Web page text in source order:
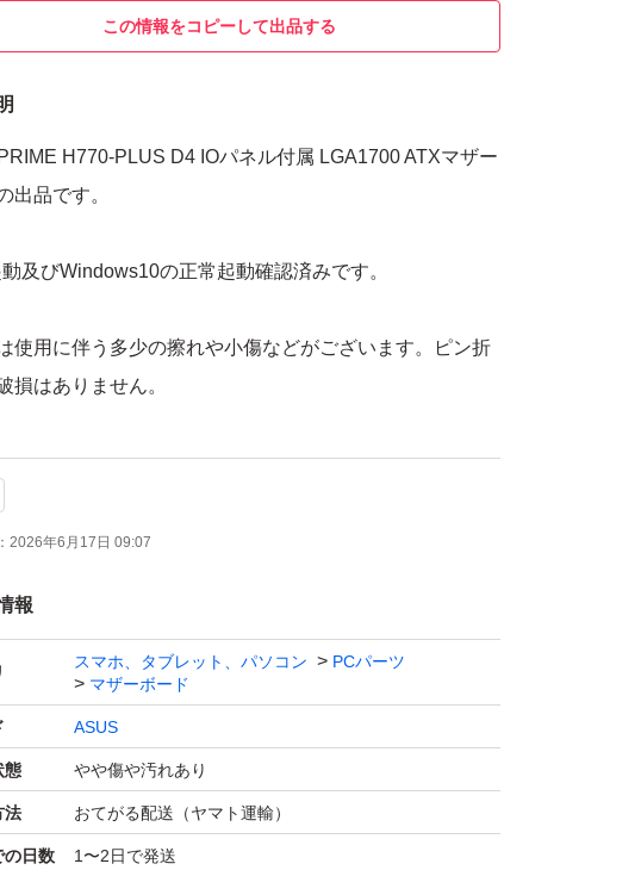
この情報をコピーして出品する
H770-PLUS D4 IOパネル付属 LGA1700 ATXマザー
出品です。
及びWindows10の正常起動確認済みです。
使用に伴う多少の擦れや小傷などがございます。ピン折
損はありません。
IOパネルのみとなります。
につき、他の部品との相性による不具合等含め完全な動
方や完品をお求めの場合は、ご入札をお控え下さい。
古品として入手したものとなりますので、正確な使用期
等をご質問されましても、回答は致しかねますのでご理
ご質問をお願い致します。
24時間以内のお支払いが可能な方のみご入札をお願いし
2026年6月17日 09:07
報
スマホ、タブレット、パソコン
PCパーツ
マザーボード
ASUS
態 やや傷や汚れあり
法 おてがる配送（ヤマト運輸）
の日数 1〜2日で発送